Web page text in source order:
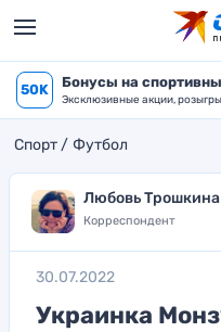
50K Бонусы на
Эксклюзивные акции,
Спорт Футбол
Любовь Трошкина
Корреспондент
30.07.2022
Украинка